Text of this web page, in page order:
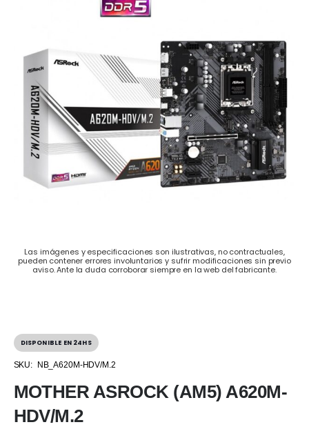
Las imágenes y especificaciones son ilustrativas, no contractuales,
pueden contener errores involuntarios y sufrir modificaciones sin previo
aviso. Ante la duda corroborar siempre en la web del fabricante.
DISPONIBLE EN 24HS
SKU: NB_A620M-HDV/M.2
MOTHER ASROCK (AM5) A620M-
HDV/M.2